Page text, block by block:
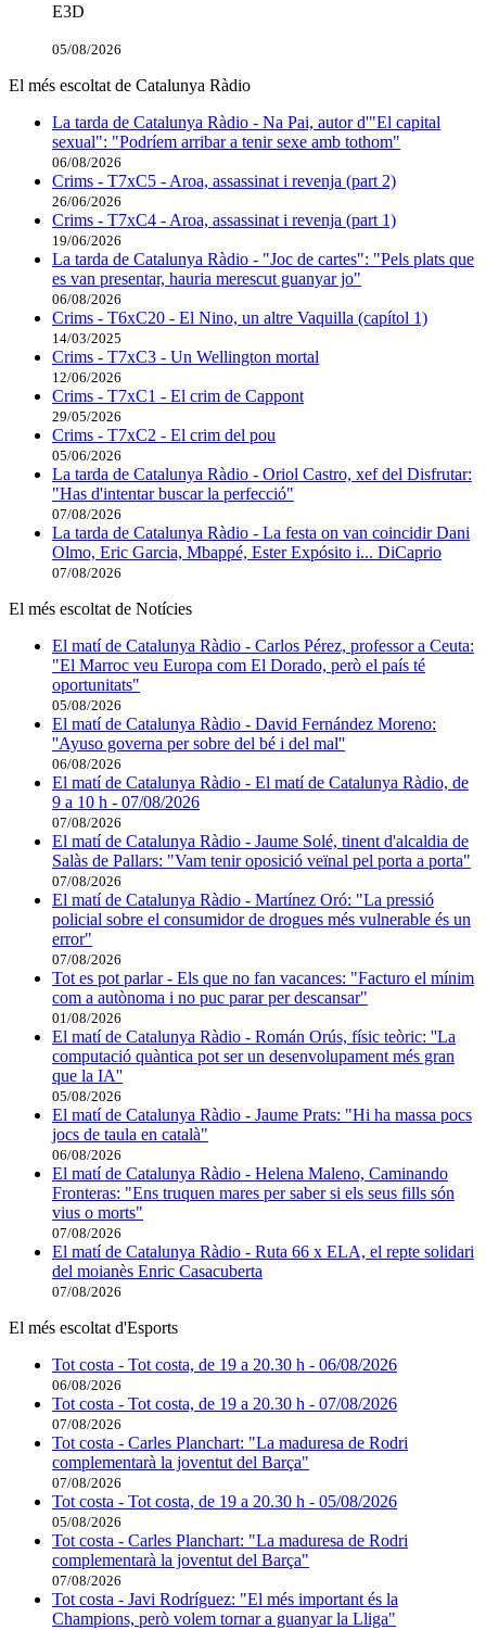
E3D
05/08/2026
El més escoltat de Catalunya Ràdio
La tarda de Catalunya Ràdio - Na Pai, autor d'"El capital
sexual": "Podríem arribar a tenir sexe amb tothom"
06/08/2026
Crims - T7xC5 - Aroa, assassinat i revenja (part 2)
26/06/2026
Crims - T7xC4 - Aroa, assassinat i revenja (part 1)
19/06/2026
La tarda de Catalunya Ràdio - "Joc de cartes": "Pels plats que
es van presentar, hauria merescut guanyar jo"
06/08/2026
Crims - T6xC20 - El Nino, un altre Vaquilla (capítol 1)
14/03/2025
Crims - T7xC3 - Un Wellington mortal
12/06/2026
Crims - T7xC1 - El crim de Cappont
29/05/2026
Crims - T7xC2 - El crim del pou
05/06/2026
La tarda de Catalunya Ràdio - Oriol Castro, xef del Disfrutar:
"Has d'intentar buscar la perfecció"
07/08/2026
La tarda de Catalunya Ràdio - La festa on van coincidir Dani
Olmo, Eric Garcia, Mbappé, Ester Expósito i... DiCaprio
07/08/2026
El més escoltat de Notícies
El matí de Catalunya Ràdio - Carlos Pérez, professor a Ceuta:
"El Marroc veu Europa com El Dorado, però el país té
oportunitats"
05/08/2026
El matí de Catalunya Ràdio - David Fernández Moreno:
''Ayuso governa per sobre del bé i del mal''
06/08/2026
El matí de Catalunya Ràdio - El matí de Catalunya Ràdio, de
9 a 10 h - 07/08/2026
07/08/2026
El matí de Catalunya Ràdio - Jaume Solé, tinent d'alcaldia de
Salàs de Pallars: "Vam tenir oposició veïnal pel porta a porta"
07/08/2026
El matí de Catalunya Ràdio - Martínez Oró: "La pressió
policial sobre el consumidor de drogues més vulnerable és un
error"
07/08/2026
Tot es pot parlar - Els que no fan vacances: "Facturo el mínim
com a autònoma i no puc parar per descansar"
01/08/2026
El matí de Catalunya Ràdio - Román Orús, físic teòric: ''La
computació quàntica pot ser un desenvolupament més gran
que la IA''
05/08/2026
El matí de Catalunya Ràdio - Jaume Prats: "Hi ha massa pocs
jocs de taula en català"
06/08/2026
El matí de Catalunya Ràdio - Helena Maleno, Caminando
Fronteras: "Ens truquen mares per saber si els seus fills són
vius o morts"
07/08/2026
El matí de Catalunya Ràdio - Ruta 66 x ELA, el repte solidari
del moianès Enric Casacuberta
07/08/2026
El més escoltat d'Esports
Tot costa - Tot costa, de 19 a 20.30 h - 06/08/2026
06/08/2026
Tot costa - Tot costa, de 19 a 20.30 h - 07/08/2026
07/08/2026
Tot costa - Carles Planchart: "La maduresa de Rodri
complementarà la joventut del Barça"
07/08/2026
Tot costa - Tot costa, de 19 a 20.30 h - 05/08/2026
05/08/2026
Tot costa - Carles Planchart: "La maduresa de Rodri
complementarà la joventut del Barça"
07/08/2026
Tot costa - Javi Rodríguez: "El més important és la
Champions, però volem tornar a guanyar la Lliga"